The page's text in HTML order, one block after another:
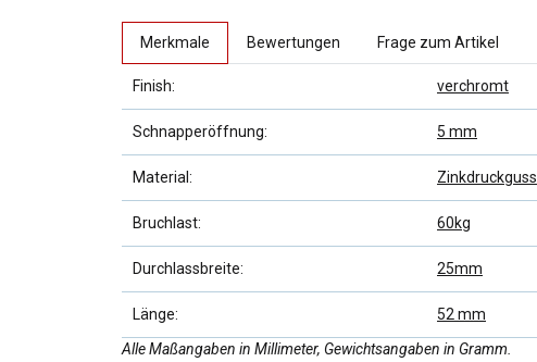
Merkmale Bewertungen Frage zum Artikel
Finish: verchromt
Schnapperöffnung: 5 mm
Material: Zinkdruckguss
Bruchlast: 60kg
Durchlassbreite: 25mm
Länge:
52 mm
Alle Maßangaben in Millimeter, Gewichtsangaben in Gramm.